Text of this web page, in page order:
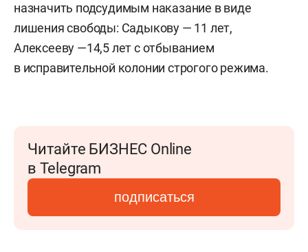
назначить подсудимым наказание в виде
лишения свободы: Садыкову — 11 лет,
Алексееву —14,5 лет с отбыванием
в исправительной колонии строгого режима.
Читайте БИЗНЕС Online
в Telegram
подписаться